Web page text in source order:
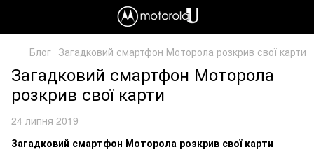
Блог Загадковий смартфон Моторола розкрив свої карти
Загадковий смартфон Моторола
розкрив свої карти
24 липня 2019
Загадковий смартфон Моторола розкрив свої карти